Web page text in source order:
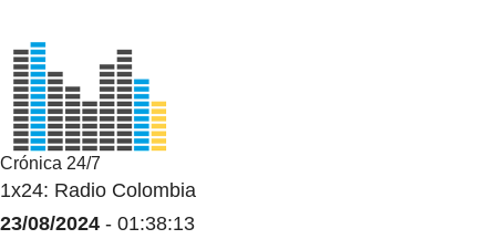
Crónica 24/7
1x24: Radio Colombia
23/08/2024 - 01:38:13